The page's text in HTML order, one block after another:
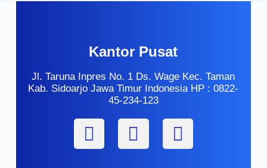
Kantor Pusat
Jl. Taruna Inpres No. 1 Ds. Wage Kec. Taman
Kab. Sidoarjo Jawa Timur Indonesia HP : 0822-
45-234-123